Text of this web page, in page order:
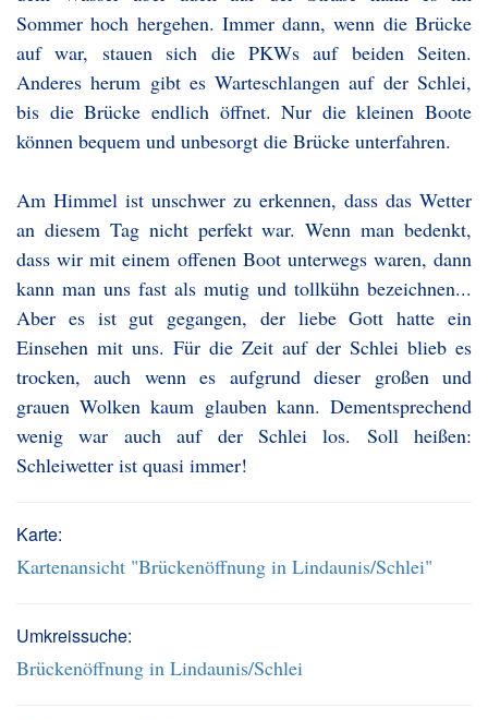
Sommer hoch hergehen. Immer dann, wenn die Brücke
auf war, stauen sich die PKWs auf beiden Seiten.
Anderes herum gibt es Warteschlangen auf der Schlei,
bis die Brücke endlich öffnet. Nur die kleinen Boote
können bequem und unbesorgt die Brücke unterfahren.
Am Himmel ist unschwer zu erkennen, dass das Wetter
an diesem Tag nicht perfekt war. Wenn man bedenkt,
dass wir mit einem offenen Boot unterwegs waren, dann
kann man uns fast als mutig und tollkühn bezeichnen...
Aber es ist gut gegangen, der liebe Gott hatte ein
Einsehen mit uns. Für die Zeit auf der Schlei blieb es
trocken, auch wenn es aufgrund dieser großen und
grauen Wolken kaum glauben kann. Dementsprechend
wenig war auch auf der Schlei los. Soll heißen:
Schleiwetter ist quasi immer!
Karte:
Kartenansicht "Brückenöffnung in Lindaunis/Schlei"
Umkreissuche:
Brückenöffnung in Lindaunis/Schlei